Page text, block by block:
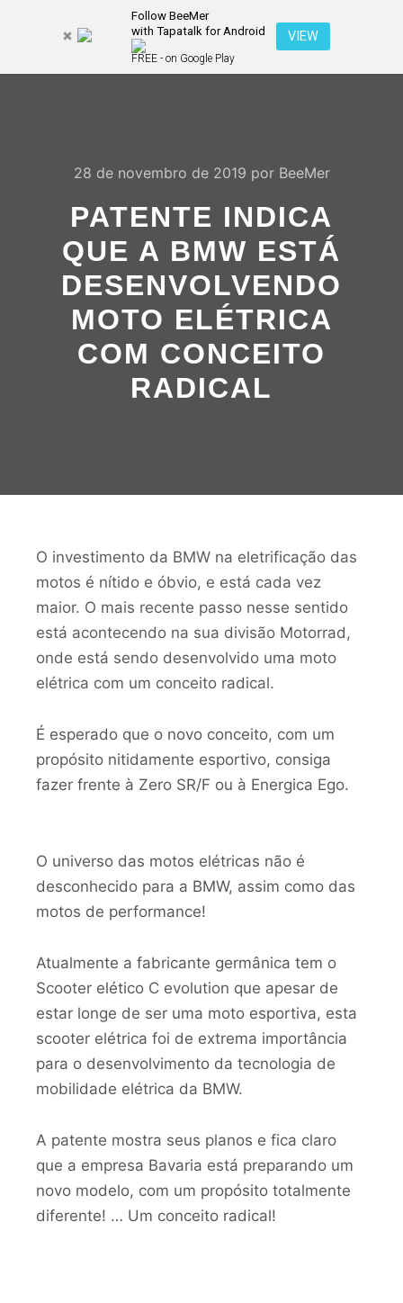
Follow BeeMer
with Tapatalk for Android
FREE - on Google Play
VIEW
28 de novembro de 2019 por BeeMer
PATENTE INDICA
QUE A BMW ESTÁ
DESENVOLVENDO
MOTO ELÉTRICA
COM CONCEITO
RADICAL
O investimento da BMW na eletrificação das
motos é nítido e óbvio, e está cada vez
maior. O mais recente passo nesse sentido
está acontecendo na sua divisão Motorrad,
onde está sendo desenvolvido uma moto
elétrica com um conceito radical.
É esperado que o novo conceito, com um
propósito nitidamente esportivo, consiga
fazer frente à Zero SR/F ou à Energica Ego.
O universo das motos elétricas não é
desconhecido para a BMW, assim como das
motos de performance!
Atualmente a fabricante germânica tem o
Scooter elético C evolution que apesar de
estar longe de ser uma moto esportiva, esta
scooter elétrica foi de extrema importância
para o desenvolvimento da tecnologia de
mobilidade elétrica da BMW.
A patente mostra seus planos e fica claro
que a empresa Bavaria está preparando um
novo modelo, com um propósito totalmente
diferente! … Um conceito radical!